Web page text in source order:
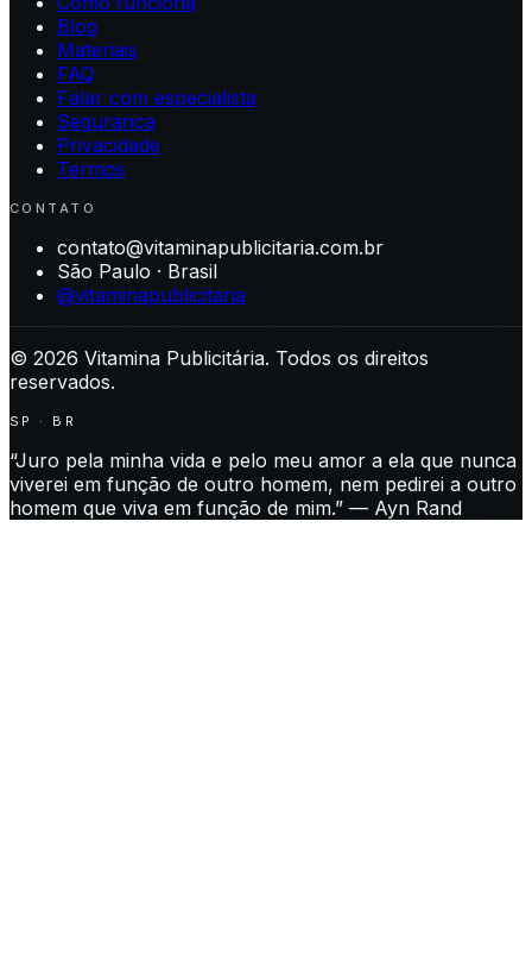
Blog
Materiais
FAQ
Falar com especialista
Segurança
Privacidade
Termos
CONTATO
contato@vitaminapublicitaria.com.br
São Paulo · Brasil
@vitaminapublicitaria
© 2026 Vitamina Publicitária. Todos os direitos
reservados.
SP · BR
“Juro pela minha vida e pelo meu amor a ela que nunca
viverei em função de outro homem, nem pedirei a outro
homem que viva em função de mim.” — Ayn Rand